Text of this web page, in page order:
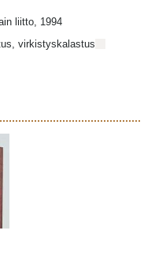
liitto, 1994
virkistyskalastus